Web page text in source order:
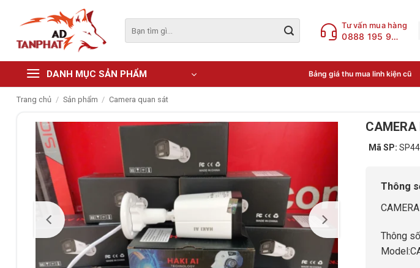
content
kiếm:
Tư vấn mua hàng
0888 195 969
DANH MỤC SẢN PHẨM Bảng giá thu mua linh kiện cũ
Trang chủ / Sản phẩm / Camera quan sát
Mã SP:
Thông
Thông